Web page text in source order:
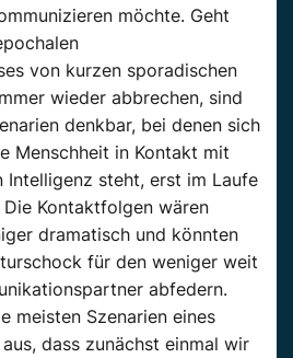
möchte. Geht
von kurzen sporadischen
wieder abbrechen, sind
denkbar, bei denen sich
Menschheit in Kontakt mit
Intelligenz steht, erst im Laufe
Kontaktfolgen wären
dramatisch und könnten
für den weniger weit
abfedern.
meisten Szenarien eines
dass zunächst einmal wir